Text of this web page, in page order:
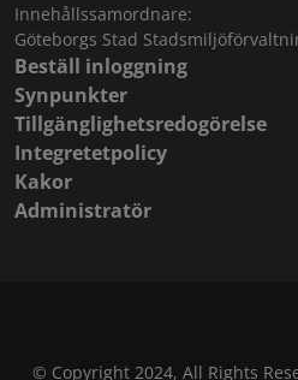
Innehållssamordnare:
Göteborgs Stad
Beställ inloggning
Synpunkter
Tillgänglighetsredogörelse
Integretetpolicy
Kakor
Administratör
© Copyright 2024, All Rights